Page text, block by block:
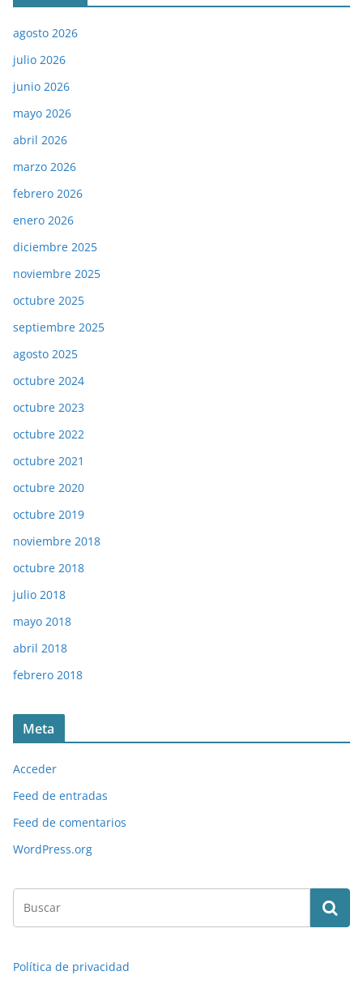
agosto 2026
julio 2026
junio 2026
mayo 2026
abril 2026
marzo 2026
febrero 2026
enero 2026
diciembre 2025
noviembre 2025
octubre 2025
septiembre 2025
agosto 2025
octubre 2024
octubre 2023
octubre 2022
octubre 2021
octubre 2020
octubre 2019
noviembre 2018
octubre 2018
julio 2018
mayo 2018
abril 2018
febrero 2018
Meta
Acceder
Feed de entradas
Feed de comentarios
WordPress.org
Política de privacidad